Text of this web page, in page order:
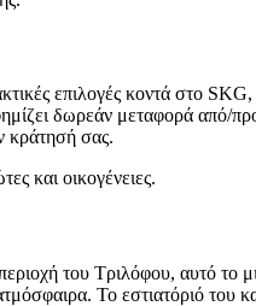
επιλογές κοντά στο
δωρεάν μεταφορά από/
κράτησή σας.
και οικογένειες.
του Τριλόφου, αυτό
Το εστιατόριό του